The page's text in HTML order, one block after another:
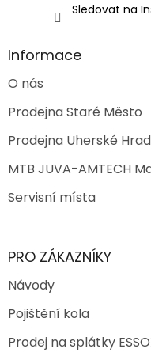
Sledovat na
Informace
O nás
Prodejna Staré Město
Prodejna Uherské
MTB JUVA-AMTECH
Servisní místa
PRO ZÁKAZNÍKY
Návody
Pojištění kola
Prodej na splátky